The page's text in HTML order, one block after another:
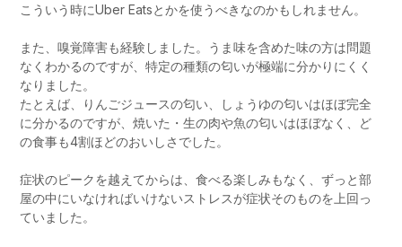
こういう時にUber Eatsとかを使うべきなのかもしれません。
また、嗅覚障害も経験しました。うま味を含めた味の方は問題
なくわかるのですが、特定の種類の匂いが極端に分かりにくく
なりました。
たとえば、りんごジュースの匂い、しょうゆの匂いはほぼ完全
に分かるのですが、焼いた・生の肉や魚の匂いはほぼなく、ど
の食事も4割ほどのおいしさでした。
症状のピークを越えてからは、食べる楽しみもなく、ずっと部
屋の中にいなければいけないストレスが症状そのものを上回っ
ていました。